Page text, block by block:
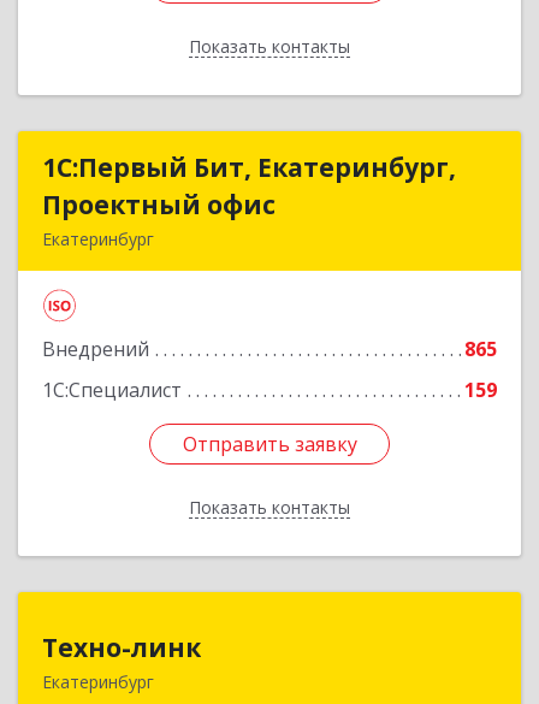
Показать контакты
Назад
1С:Первый Бит, Екатеринбург,
Проектный офис
Екатеринбург
Внедрений
865
1С:Специалист
159
Отправить заявку
Показать контакты
1С:Первый Бит, Екатеринбург,
Проектный офис
Подробнее
Отправить заявку
Назад
Техно-линк
Екатеринбург
620000, Свердловская обл, Екатеринбург г,